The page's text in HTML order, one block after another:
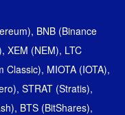
, BNB (Binance
, XEM (NEM), LTC
Classic), MIOTA (IOTA),
, STRAT (Stratis),
, BTS (BitShares),